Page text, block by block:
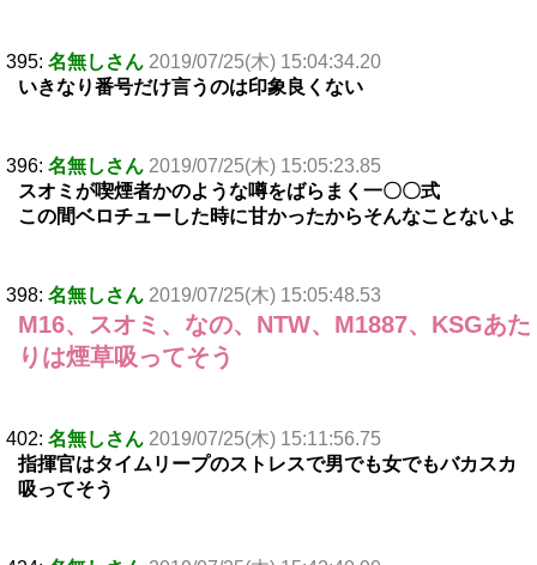
395: 名無しさん 2019/07/25(木) 15:04:34.20
いきなり番号だけ言うのは印象良くない
396: 名無しさん 2019/07/25(木) 15:05:23.85
スオミが喫煙者かのような噂をばらまく一〇〇式
この間ベロチューした時に甘かったからそんなことないよ
398: 名無しさん 2019/07/25(木) 15:05:48.53
M16、スオミ、なの、NTW、M1887、KSGあた
りは煙草吸ってそう
402: 名無しさん 2019/07/25(木) 15:11:56.75
指揮官はタイムリープのストレスで男でも女でもバカスカ
吸ってそう